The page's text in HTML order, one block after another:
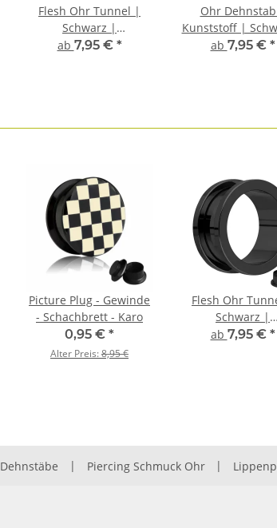
Flesh Ohr Tunnel |
Schwarz |
Chirurgenstahl |
ab 7,95 € *
Ohr
Kunststoff |
Ohrloch
ab 7,95 € *
Picture Plug - Gewinde
- Schachbrett - Karo
0,95 € *
Alter Preis:8,95 €
Flesh Ohr
Schwarz |
Chirurgenstahl
ab 7,95 € *
Dehnstäbe | Piercing Schmuck Ohr |